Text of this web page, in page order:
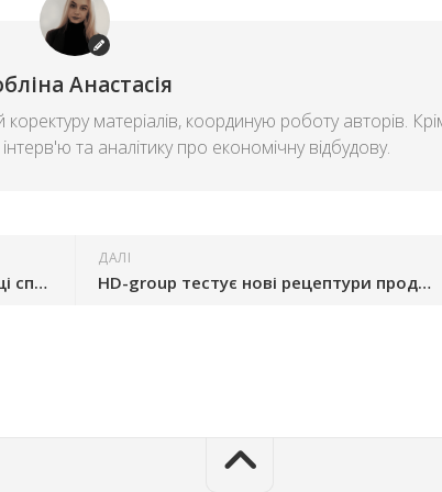
Анастасія
матеріалів, координую роботу авторів.
та аналітику про економічну відбудову.
ДАЛІ
HD-group тестує нові рецептури продуктів у Запоріжжі за допомогою ШІ-лабораторії
За 10 місяців запорізькі підприємці сплатили понад 1,5 млрд грн єдиного податку